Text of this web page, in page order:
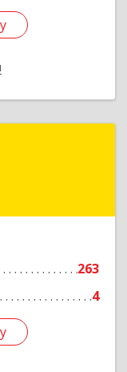
263
4
р-н,
Подробнее